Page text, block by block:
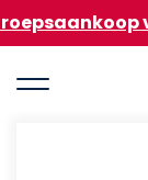
en
de
van